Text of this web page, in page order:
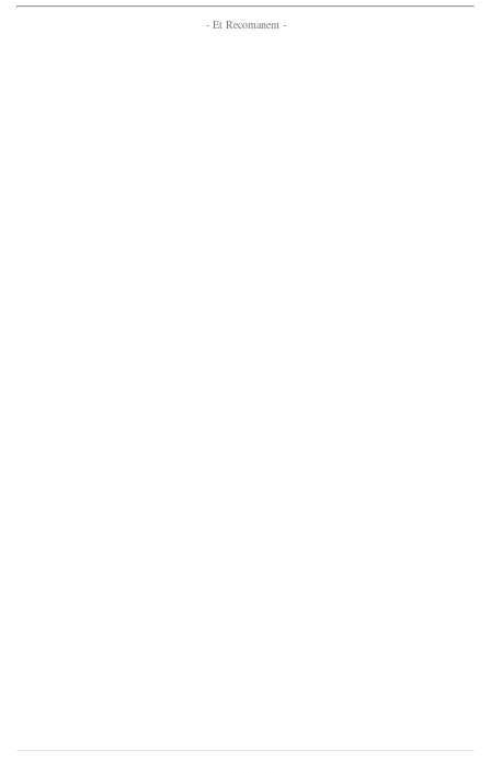
- Et Recomanem -